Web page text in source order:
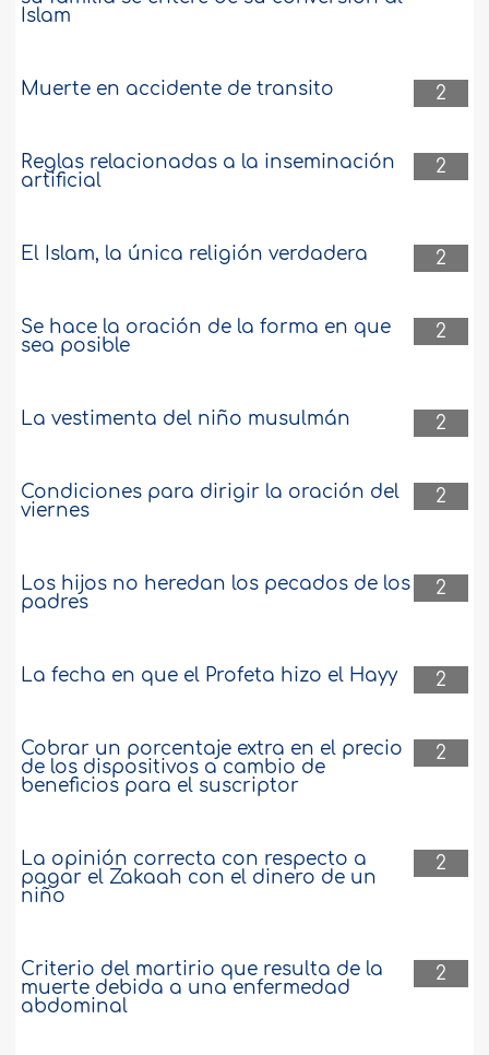
Islam
2
Muerte en accidente de transito
2
Reglas relacionadas a la inseminación
artificial
2
El Islam, la única religión verdadera
2
Se hace la oración de la forma en que
sea posible
2
La vestimenta del niño musulmán
2
Condiciones para dirigir la oración del
viernes
2
Los hijos no heredan los pecados de los
padres
2
La fecha en que el Profeta hizo el Hayy
2
Cobrar un porcentaje extra en el precio
de los dispositivos a cambio de
beneficios para el suscriptor
2
La opinión correcta con respecto a
pagar el Zakaah con el dinero de un
niño
2
Criterio del martirio que resulta de la
muerte debida a una enfermedad
abdominal